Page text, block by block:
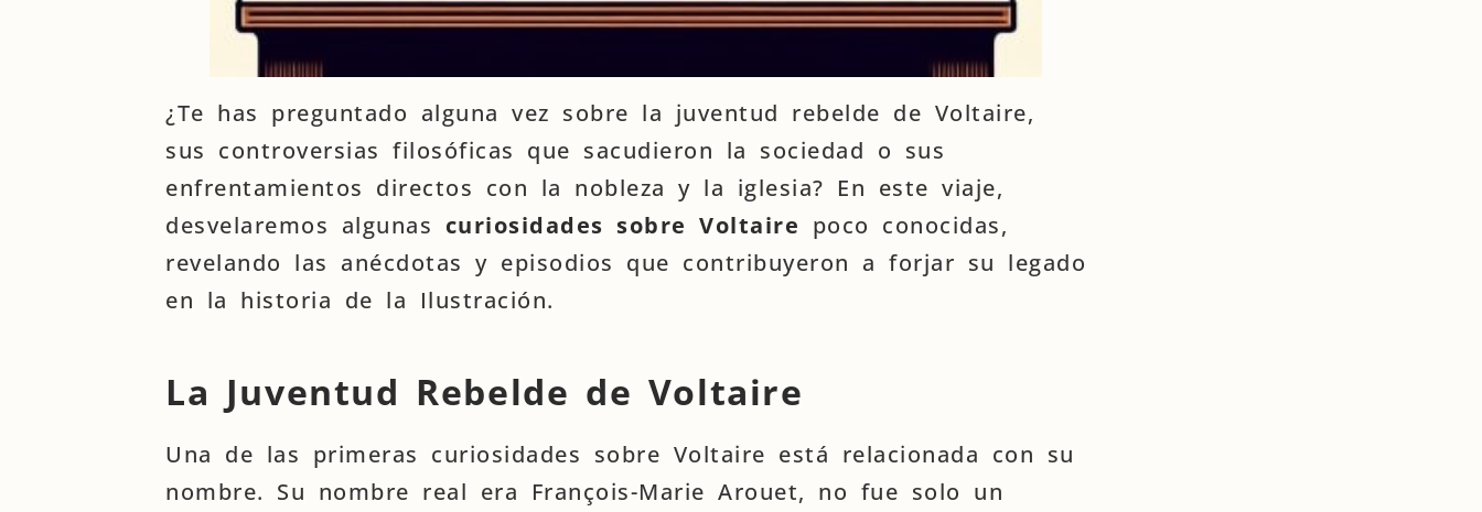
¿Te has preguntado alguna vez sobre la juventud rebelde de Voltaire,
sus controversias filosóficas que sacudieron la sociedad o sus
enfrentamientos directos con la nobleza y la iglesia? En este viaje,
desvelaremos algunas curiosidades sobre Voltaire poco conocidas,
revelando las anécdotas y episodios que contribuyeron a forjar su legado
en la historia de la Ilustración.
La Juventud Rebelde de Voltaire
Una de las primeras curiosidades sobre Voltaire está relacionada con su
nombre. Su nombre real era François-Marie Arouet, no fue solo un